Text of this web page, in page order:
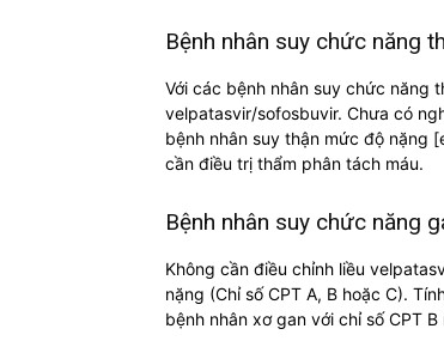
Bệnh nhân suy chức năng
Với các bệnh nhân suy chức năng
velpatasvir/sofosbuvir. Chưa có
bệnh nhân suy thận mức độ nặng
cần điều trị thẩm phân tách máu.
Bệnh nhân suy chức năng
Không cần điều chỉnh liều
nặng (Chỉ số CPT A, B hoặc C).
bệnh nhân xơ gan với chỉ số CPT